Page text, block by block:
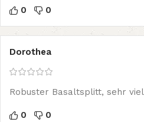
0 0
Dorothea
Robuster Basaltsplitt, sehr
0 0